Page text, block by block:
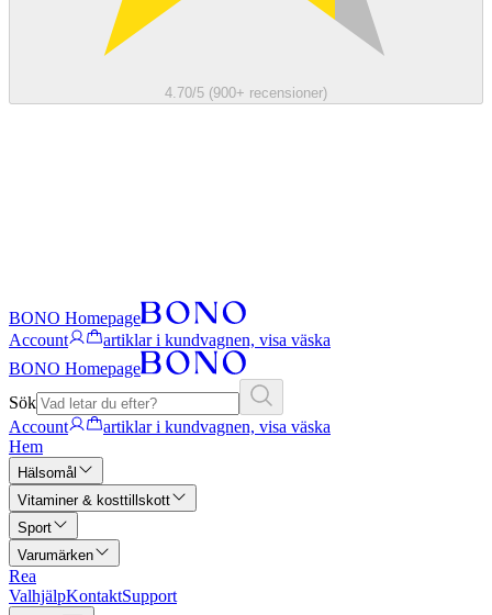
4.70/5 (900+ recensioner)
BONO Homepage
Account
artiklar i kundvagnen, visa väska
BONO Homepage
Sök
Account
artiklar i kundvagnen, visa väska
Hem
Hälsomål
Vitaminer & kosttillskott
Sport
Varumärken
Rea
ValhjälpKontaktSupport